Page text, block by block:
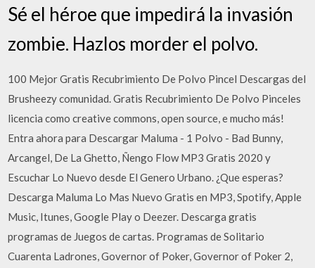
Sé el héroe que impedirá la invasión
zombie. Hazlos morder el polvo.
100 Mejor Gratis Recubrimiento De Polvo Pincel Descargas del
Brusheezy comunidad. Gratis Recubrimiento De Polvo Pinceles
licencia como creative commons, open source, e mucho más!
Entra ahora para Descargar Maluma - 1 Polvo - Bad Bunny,
Arcangel, De La Ghetto, Ñengo Flow MP3 Gratis 2020 y
Escuchar Lo Nuevo desde El Genero Urbano. ¿Que esperas?
Descarga Maluma Lo Mas Nuevo Gratis en MP3, Spotify, Apple
Music, Itunes, Google Play o Deezer. Descarga gratis
programas de Juegos de cartas. Programas de Solitario
Cuarenta Ladrones, Governor of Poker, Governor of Poker 2,